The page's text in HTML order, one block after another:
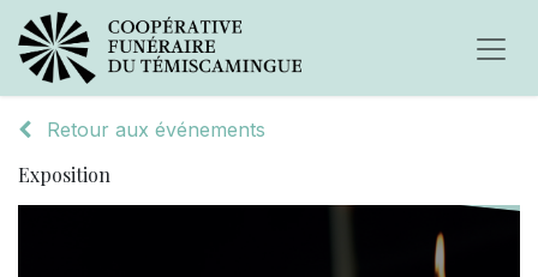
Retour aux événements
Exposition